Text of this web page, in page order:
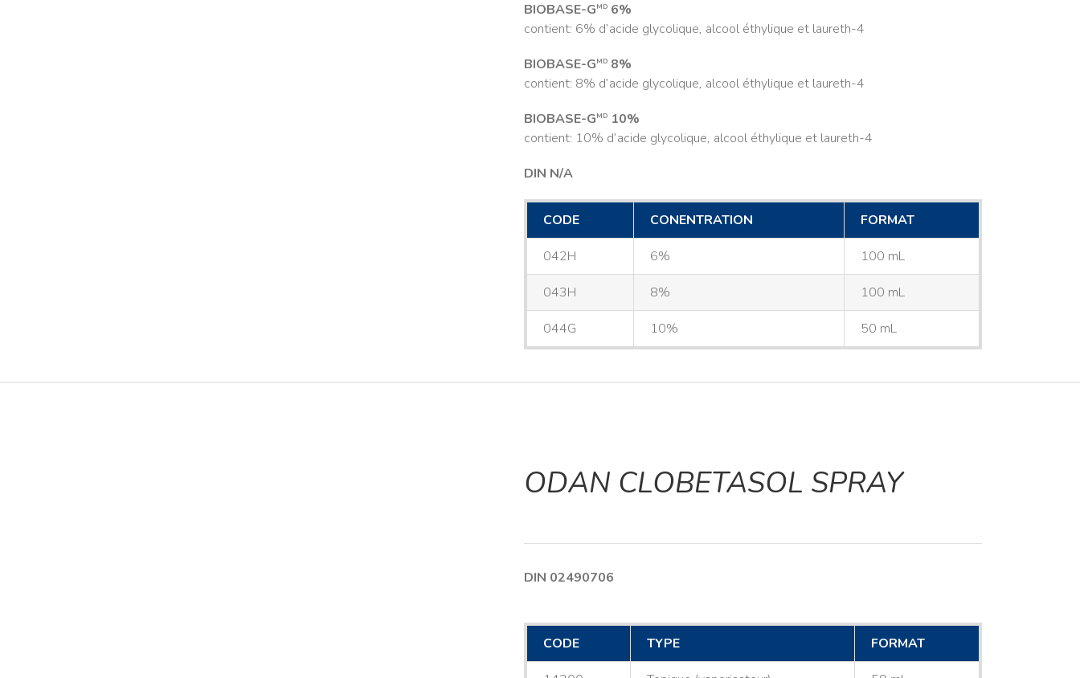
BIOBASE-GMD 6%
contient: 6% d’acide glycolique, alcool éthylique et laureth-4
BIOBASE-GMD 8%
contient: 8% d’acide glycolique, alcool éthylique et laureth-4
BIOBASE-GMD 10%
contient: 10% d’acide glycolique, alcool éthylique et laureth-4
DIN N/A
CODE CONENTRATION FORMAT
042H 6% 100 mL
043H 8% 100 mL
044G 10% 50 mL
ODAN CLOBETASOL SPRAY
DIN 02490706
CODE TYPE FORMAT